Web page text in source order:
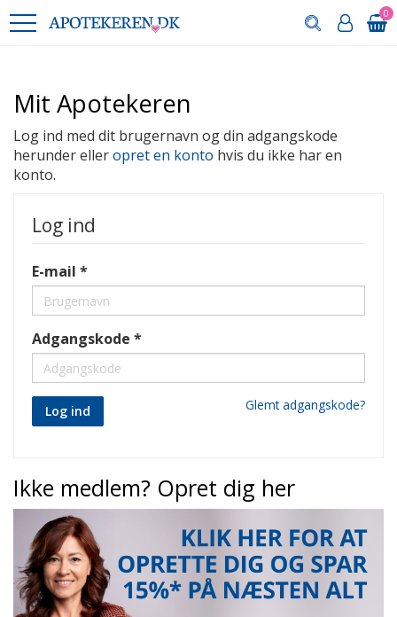
0
Mit Apotekeren
Log ind med dit brugernavn og din adgangskode
herunder elleropret en konto hvis du ikke har en
konto.
Log ind
E-mail
Adgangskode
Log ind Glemt adgangskode?
Ikke medlem? Opret dig her